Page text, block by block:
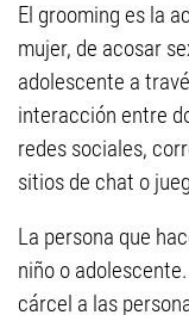
El grooming es la
mujer, de acosar
adolescente a
interacción entre
redes sociales,
sitios de chat o
La persona que
niño o
cárcel a las